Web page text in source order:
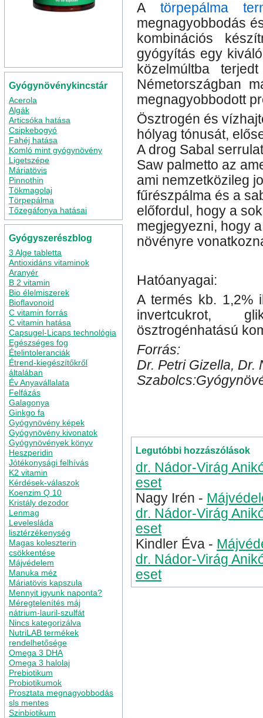
Gyógynövénykincstár
Acerola
Algák
Articsóka hatása
Csipkebogyó
Fahéj hatása
Komló mint gyógynövény
Ligetszépe
Máriatövis
Pinnothin
Tökmagolaj
Törpepálma
Tőzegáfonya hatásai
Gyógyszerészblog
3 Alge tabletta
Antioxidáns vitaminok
Aranyér
B 2 vitamin
Bio élelmiszerek
Bioflavonoid
C vitamin forrás
C vitamin hatása
Capsugel-Licaps technológia
Egészséges fog
Ételintoleranciák
Étrend-kiegészítőkről
általában
Év Anyavállalata
Felfázás
Galagonya
Ginkgo fa
Gyógynövény képek
Gyógynövény kivonatok
Gyógynövények könyv
Heszperidin
Jótékonysági felhívás
K2 vitamin
Kérdések-válaszok
Koenzim Q 10
Kristály dezodor
Lenmag
Levelesláda
lisztérzékenység
Magas koleszterin
csökkentése
Májvédelem
Manuka méz
Máriatövis kapszula
Mennyit igyunk naponta?
Méregtelenítés máj
nátrium-lauril-szulfát
Nincs kategorizálva
NutriLAB termékek
rendelhetősége
Omega 3 DHA
Omega 3 halolaj
Prebiotikum
Probiotikumok
Prosztata megnagyobbodás
sls mentes
Szinbiotikum
A törpepálma
megnagyobbodás
kombinációs
gyógyítás egy
közelmúltba
Németországban
megnagyobbodott
Ösztrogén és
hólyag tónusát,
A drog Sabal
Saw palmetto az
ami nemzetközileg
fűrészpálma és a
előfordul, hogy a
megjegyezni, hogy
növényre
Hatóanyagai:
A termés kb. 1,2%
invertcukrot,
ösztrogénhatású
Forrás:
Dr. Petri Gizella, Dr.
Legutóbbi hozzászólások
dr. Nádor-Virág
eset
Nagy Irén -
dr. Nádor-Virág
eset
Kindler Éva -
dr. Nádor-Virág
eset